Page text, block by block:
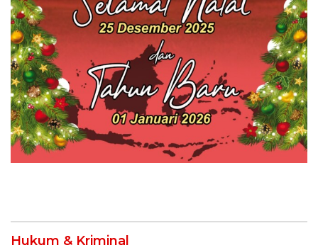
Hukum & Kriminal